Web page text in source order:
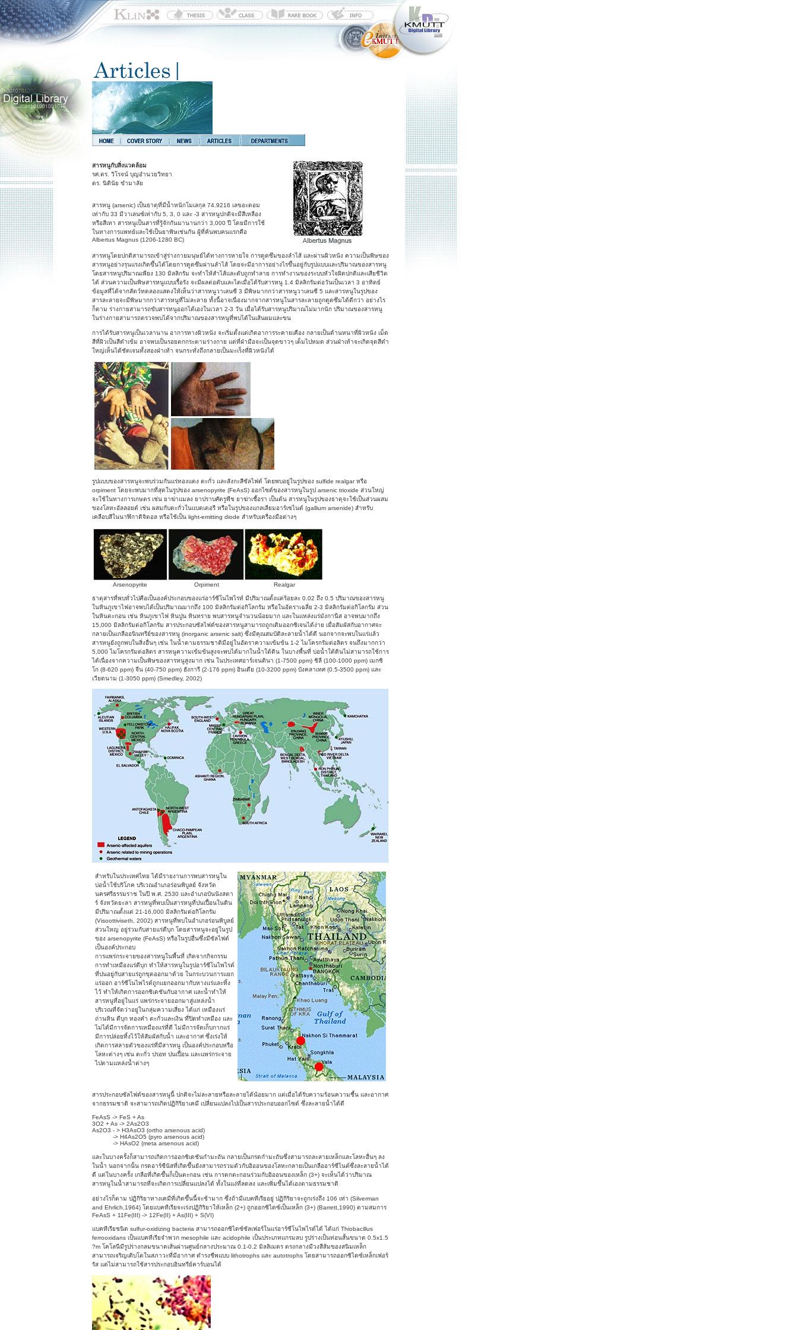
สารหนูกับสิ่งแวดล้อม
รศ.ดร. วิโรจน์ บุญอำนวยวิทยา
ดร. นิตินัย ขำมาลัย
สารหนู (arsenic) เป็นธาตุที่มีน้ำหนักโมเลกุล 74.9216 เลขอะตอม
เท่ากับ 33 มีวาเลนซ์เท่ากับ 5, 3, 0 และ -3 สารหนูปกติจะมีสีเหลือง
หรือสีเทา สารหนูเป็นสารที่รู้จักกันมานานกว่า 3,000 ปี โดยมีการใช้
ในทางการแพทย์และใช้เป็นยาพิษเช่นกัน ผู้ที่ค้นพบคนแรกคือ
Albertus Magnus (1206-1280 BC)
สารหนูโดยปกติสามารถเข้าสู่ร่างกายมนุษย์ได้ทางการหายใจ การดูดซึมของลำไส้ และผ่านผิวหนัง ความเป็นพิษของ
สารหนูอย่างรุนแรงเกิดขึ้นได้โดยการดูดซึมผ่านลำไส้ โดยจะมีอาการอย่างไรขึ้นอยู่กับรูปแบบและปริมาณของสารหนู
โดยสารหนูปริมาณเพียง 130 มิลลิกรัม จะทำให้สำไส้และตับถูกทำลาย การทำงานของระบบหัวใจผิดปกติและเสียชีวิต
ได้ ส่วนความเป็นพิษสารหนูแบบเรื้อรัง จะมีผลต่อตับและไตเมื่อได้รับสารหนู 1.4 มิลลิกรัมต่อวันเป็นเวลา 3 อาทิตย์
ข้อมูลที่ได้จากสัตว์ทดลองแสดงให้เห็นว่าสารหนูวาเลนซี 3 มีพิษมากกว่าสารหนูวาเลนซี 5 และสารหนูในรูปของ
สารละลายจะมีพิษมากกว่าสารหนูที่ไม่ละลาย ทั้งนี้อาจเนื่องมากจากสารหนูในสารละลายถูกดูดซึมได้ดีกว่า อย่างไร
ก็ตาม ร่างกายสามารถขับสารหนูออกได้เองในเวลา 2-3 วัน เมื่อได้รับสารหนูปริมาณไม่มากนัก ปริมาณของสารหนู
ในร่างกายสามารถตรวจพบได้จากปริมาณของสารหนูที่พบได้ในเส้นผมและขน
การได้รับสารหนูเป็นเวลานาน อาการทางผิวหนัง จะเริ่มตั้งแต่เกิดอาการระคายเคือง กลายเป็นด้านหนาที่ผิวหนัง เม็ด
สีที่ผิวเป็นสีดำเข้ม อาจพบเป็นรอยตกกระตามร่างกาย แต่ที่ฝ่ามือจะเป็นจุดขาวๆ เต็มไปหมด ส่วนฝ่าเท้าจะเกิดจุดสีดำ
ใหญ่เห็นได้ชัดเจนทั้งสองฝ่าเท้า จนกระทั่งถึงกลายเป็นมะเร็งที่ผิวหนังได้
รูปแบบของสารหนูจะพบร่วมกันแร่ทองแดง ตะกั่ว และสังกะสีซัลไฟด์ โดยพบอยู่ในรูปของ sulfide realgar หรือ
orpiment โดยจะพบมากที่สุดในรูปของ arsenopyrite (FeAsS) ออกไซด์ของสารหนูในรูป arsenic trioxide ส่วนใหญ่
จะใช้ในทางการเกษตร เช่น ยาฆ่าแมลง ยาปราบศัตรูพืช ยาฆ่าเชื้อรา เป็นต้น สารหนูในรูปของธาตุจะใช้เป็นส่วนผสม
ของโลหะอัลลอยด์ เช่น ผสมกับตะกั่วในแบตเตอรี หรือในรูปของแกลเลียมอาร์เซไนด์ (gallium arsenide) สำหรับ
เคลือบสีในนาฬิกาดิจิตอล หรือใช้เป็น light-emitting diode สำหรับเครื่องมือต่างๆ
Arsenopyrite Orpiment Realgar
ธาตุสารที่พบทั่วไปคือเป็นองค์ประกอบของแร่อาร์ซีโนไพไรท์ มีปริมาณตั้งแต่ร้อยละ 0.02 ถึง 0.5 ปริมาณของสารหนู
ในหินภูเขาไฟอาจพบได้เป็นปริมาณมากถึง 100 มิลลิกรัมต่อกิโลกรัม หรือในอัตราเฉลี่ย 2-3 มิลลิกรัมต่อกิโลกรัม ส่วน
ในหินตะกอน เช่น หินภูเขาไฟ หินปูน หินทราย พบสารหนูจำนวนน้อยมาก และในแหล่งแร่มังกานีส อาจพบมากถึง
15,000 มิลลิกรัมต่อกิโลกรัม สารประกอบซัลไฟด์ของสารหนูสามารถถูกเติมออกซิเจนได้ง่าย เมื่อสัมผัสกับอากาศจะ
กลายเป็นเกลืออนินทรีย์ของสารหนู (inorganic arsenic salt) ซึ่งมีคุณสมบัติละลายน้ำได้ดี นอกจากจะพบในแร่แล้ว
สารหนูยังถูกพบในสิ่งอื่นๆ เช่น ในน้ำตามธรรมชาติมีอยู่ในอัตราความเข้มข้น 1-2 ไมโครกรัมต่อลิตร จนถึงมากกว่า
5,000 ไมโครกรัมต่อลิตร สารหนูความเข้มข้นสูงจะพบได้มากในน้ำใต้ดิน ในบางพื้นที่ บ่อน้ำใต้ดินไม่สามารถใช้การ
ได้เนื่องจากความเป็นพิษของสารหนูสูงมาก เช่น ในประเทศอาร์เจนตินา (1-7500 ppm) ชิลี (100-1000 ppm) เมกซิ
โก (8-620 ppm) จีน (40-750 ppm) ฮังการี (2-176 ppm) อินเดีย (10-3200 ppm) บังคลาเทศ (0.5-3500 ppm) และ
เวียดนาม (1-3050 ppm) (Smedley, 2002)
สำหรับในประเทศไทย ได้มีรายงานการพบสารหนูใน
บ่อน้ำใช้บริโภค บริเวณอำเภอร่อนพิบูลย์ จังหวัด
นครศรีธรรมราช ในปี พ.ศ. 2530 และอำเภอบันนังสตา
ร์ จังหวัดยะลา สารหนูที่พบเป็นสารหนูที่ปนเปื้อนในดิน
มีปริมาณตั้งแต่ 21-16,000 มิลลิกรัมต่อกิโลกรัม
(Visoottiviseth, 2002) สารหนูที่พบในอำเภอร่อนพิบูลย์
ส่วนใหญ ่อยู่ร่วมกับสายแร่ดีบุก โดยสารหนูจะอยู่ในรูป
ของ arsenopyrite (FeAsS) หรือในรูปอื่นซึ่งมีซัลไฟด์
เป็นองค์ประกอบ
การแพร่กระจายของสารหนูในพื้นที่ เกิดจากกิจกรรม
การทำเหมืองแร่ดีบุก ทำให้สารหนูในรูปอาร์ซีโนไพไรต์
ที่ปนอยู่กับสายแร่ถูกขุดออกมาด้วย ในกระบวนการแยก
แร่ออก อาร์ซีโนไพไรต์ถูกแยกออกมากับหางแร่และทิ้ง
ไว้ ทำให้เกิดการออกซิเดชันกับอากาศ และน้ำทำให้
สารหนูที่อยู่ในแร่ แพร่กระจายออกมาสู่แหล่งน้ำ
บริเวณที่จัดว่าอยู่ในกลุ่มความเสี่ยง ได้แก่ เหมืองแร่
ถ่านหิน ดีบุก ทองคำ ตะกั่วและเงิน ที่ปิดทำเหมือง และ
ไม่ได้มีการจัดการเหมืองแร่ที่ดี ไม่มีการจัดเก็บกากแร่
มีการปล่อยทิ้งไว้ให้สัมผัสกับน้ำ และอากาศ ซึ่งเร่งให้
เกิดการสลายตัวของแร่ที่มีสารหนู เป็นองค์ประกอบหรือ
โลหะต่างๆ เช่น ตะกั่ว ปรอท ปนเปื้อน และแพร่กระจาย
ไปตามแหล่งน้ำต่างๆ
สารประกอบซัลไฟด์ของสารหนูนี้ ปกติจะไม่ละลายหรือละลายได้น้อยมาก แต่เมื่อได้รับความร้อนความชื้น และอากาศ
จากธรรมชาติ จะสามารถเกิดปฏิกิริยาเคมี เปลี่ยนแปลงไปเป็นสารประกอบออกไซด์ ซึ่งละลายน้ำได้ดี
FeAsS -> FeS + As
3O2 + As -> 2As2O3
As2O3 - > H3AsO3 (ortho arsenous acid)
-> H4As2O5 (pyro arsenous acid)
-> HAsO2 (meta arsenous acid)
และในบางครั้งก็สามารถเกิดการออกซิเดชันกำมะถัน กลายเป็นกรดกำมะถันซึ่งสามารถละลายเหล็กและโลหะอื่นๆ ลง
ในน้ำ นอกจากนั้น กรดอาร์ซีนัสที่เกิดขึ้นยังสามารถรวมตัวกับอิออนของโลหะกลายเป็นเกลืออาร์ซีไนต์ซึ่งละลายน้ำได้
ดี แต่ในบางครั้ง เกลือที่เกิดขึ้นก็เป็นตะกอน เช่น การตกตะกอนร่วมกับอิออนของเหล็ก (3+) จะเห็นได้ว่าปริมาณ
สารหนูในน้ำสามารถที่จะเกิดการเปลี่ยนแปลงได้ ทั้งในแง่ที่ลดลง และเพิ่มขึ้นได้เองตามธรรมชาติ
อย่างไรก็ตาม ปฏิกิริยาทางเคมีที่เกิดขึ้นนี้จะช้ามาก ซึ่งถ้ามีแบคทีเรียอยู่ ปฏิกิริยาจะถูกเร่งถึง 106 เท่า (Silverman
and Ehrlich,1964) โดยแบคทีเรียจะเร่งปฏิกิริยาให้เหล็ก (2+) ถูกออกซิไดซ์เป็นเหล็ก (3+) (Barrett,1990) ตามสมการ
FeAsS + 11Fe(III) -> 12Fe(II) + As(III) + S(VI)
แบคทีเรียชนิด sulfur-oxidizing bacteria สามารถออกซิไดซ์ซัลเฟอร์ในแร่อาร์ซีโนไพไรต์ได้ ได้แก่ Thiobacillus
ferrooxidans เป็นแบคทีเรียจำพวก mesophile และ acidophile เป็นประเภทแกรมลบ รูปร่างเป็นท่อนสั้นขนาด 0.5x1.5
?m โคโลนีมีรูปร่างกลมขนาดเส้นผ่านศูนย์กลางประมาณ 0.1-0.2 มิลลิเมตร ตรงกลางมีวงสีส้มของสนิมเหล็ก
สามารถเจริญเติบโตในสภาวะที่มีอากาศ ดำรงชีพแบบ lithotrophs และ autotrophs โดยสามารถออกซิไดซ์เหล็กเฟอร์
รัส แต่ไม่สามารถใช้สารประกอบอินทรีย์คาร์บอนได้